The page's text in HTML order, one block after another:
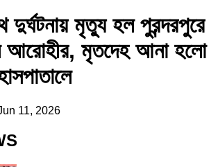
মৃত্যু হল পুরন্দরপুরে
আরোহীর, মৃতদেহ আনা হলো
11, 2026